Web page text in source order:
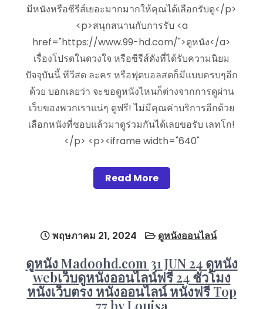
มีหนังหรือซีรีส์เยอะมากมากให้คุณได้เลือกรับดู</p>
<p>สนุกสนานกับการรับ <a
href="https://www.99-hd.com/">ดูหนัง</a>
เรื่องโปรดในดวงใจ หรือซีรีส์ดังที่ได้รับความนิยม
ปัจจุบันนี้ ทีวีสด ละคร หรือฟุตบอลสดก็มีแบบครบๆอีก
ด้วย บอกเลยว่า จะขอดูหนังไหนก็ต่างจากการดูผ่าน
เว็บของพวกเราแน่ๆ ดูฟรี! ไม่มีคุณค่าบริการอีกด้วย
เลือกหนังที่ชอบแล้วมาดูร่วมกันได้เลยขอรับ เลทโก!
</p> <p><iframe width="640"
Read More
พฤษภาคม 21, 2024 ดูหนังออนไลน์
ดูหนัง Madoohd.com 31 JUN 24 ดูหนัง
webเว็บดูหนังออนไลน์ฟรี 24 ชั่วโมง
หนังเว็บตรง หนังออนไลน์ หนังฟรี Top
77 by Louisa